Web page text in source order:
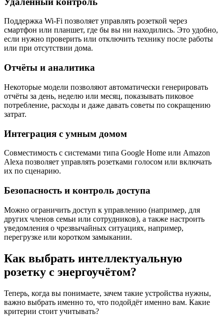
Поддержка Wi-Fi позволяет управлять розеткой через
смартфон или планшет, где бы вы ни находились. Это удобно,
если нужно проверить или отключить технику после работы
или при отсутствии дома.
Отчёты и аналитика
Некоторые модели позволяют автоматически генерировать
отчёты за день, неделю или месяц, показывать пиковое
потребление, расходы и даже давать советы по сокращению
затрат.
Интеграция с умным домом
Совместимость с системами типа Google Home или Amazon
Alexa позволяет управлять розетками голосом или включать
их по сценарию.
Безопасность и контроль доступа
Можно ограничить доступ к управлению (например, для
других членов семьи или сотрудников), а также настроить
уведомления о чрезвычайных ситуациях, например,
перегрузке или коротком замыкании.
Как выбрать интеллектуальную
розетку с энергоучётом?
Теперь, когда вы понимаете, зачем такие устройства нужны,
важно выбрать именно то, что подойдёт именно вам. Какие
критерии стоит учитывать?